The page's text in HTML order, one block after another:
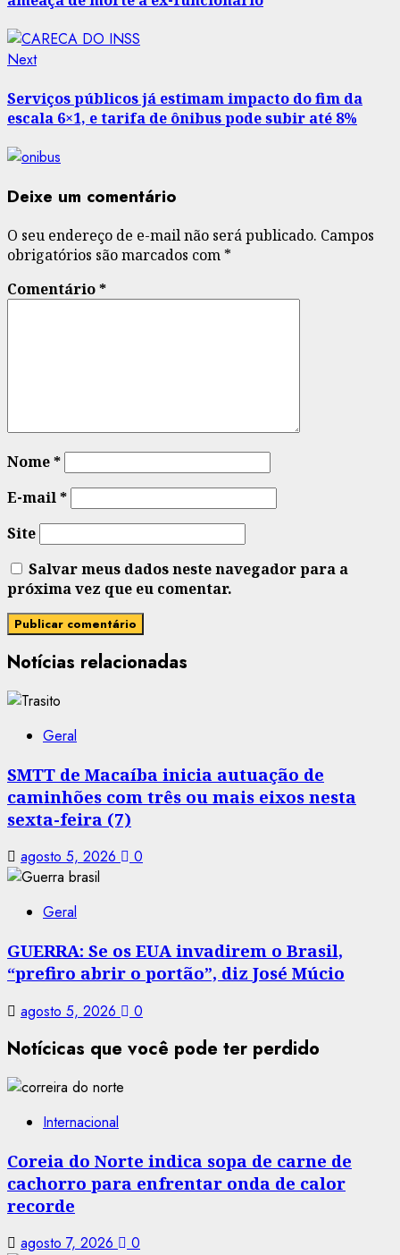
NextNext
Serviços públicos já estimam impacto do fim da
escala 6×1, e tarifa de ônibus pode subir até 8%
Deixe um comentário
O seu endereço de e-mail não será publicado. Campos
obrigatórios são marcados com *
Comentário*
Nome*
E-mail*
Site
Salvar meus dados neste navegador para a
próxima vez que eu comentar.
Notícias relacionadas
Geral
SMTT de Macaíba inicia autuação de
caminhões com três ou mais eixos nesta
sexta-feira (7)
agosto 5, 2026 0
Geral
GUERRA: Se os EUA invadirem o Brasil,
“prefiro abrir o portão”, diz José Múcio
agosto 5, 2026 0
Notícicas que você pode ter perdido
Internacional
Coreia do Norte indica sopa de carne de
cachorro para enfrentar onda de calor
recorde
agosto 7, 2026 0